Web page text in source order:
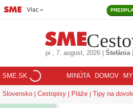
Viac
pi , 7. august, 2026 Štefánia|
SME.SK MINÚTA DOMOV
Slovensko Cestopisy Pláže Tipy na